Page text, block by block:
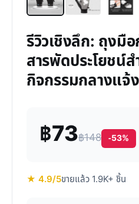
รีวิวเชิงลึก: ถุงมื
สารพัดประโยชน์
กิจกรรมกลางแจ้ง
฿73฿148 -53%
★ 4.9/5ขายแล้ว 1.9K+ ชิ้น